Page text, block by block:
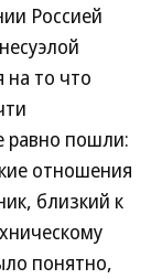
Россией
на то что
равно пошли:
отношения
близкий к
понятно,